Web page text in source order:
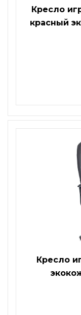
Кресло
красный
Кресло